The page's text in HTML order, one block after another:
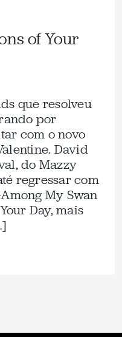
of Your
que resolveu
por
com o novo
David
do Mazzy
regressar com
My Swan
Day, mais